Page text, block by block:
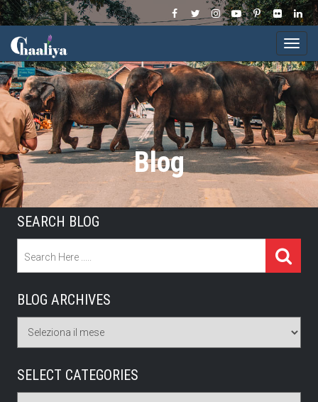
Blog
SEARCH BLOG
BLOG ARCHIVES
SELECT CATEGORIES